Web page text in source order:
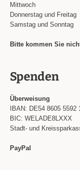
Mittwoch
Donnerstag und Freitag
Samstag und Sonntag
Bitte kommen Sie
Spenden
Überweisung
IBAN: DE54 8605 5592
BIC: WELADE8LXXX
Stadt- und
PayPal